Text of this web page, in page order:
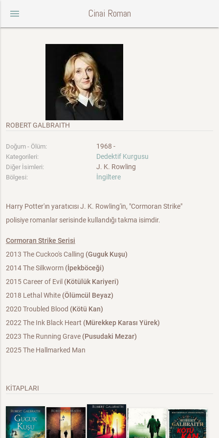
menu Cinai Roman
ROBERT GALBRAITH
Doğum - Ölüm: 1968 -
Kategorileri: Dedektif Kurgusu
Diğer İsimleri: J. K. Rowling
Bölgesi: İngiltere
Harry Potter'ın yaratıcısı J. K. Rowling'in, "Cormoran Strike"
polisiye romanlar serisinde kullandığı takma isimdir.
Cormoran Strike Serisi
2013 The Cuckoo's Calling (Guguk Kuşu)
2014 The Silkworm(İpekböceği)
2015 Career of Evil (Kötülük Kariyeri)
2018 Lethal White (Ölümcül Beyaz)
2020 Troubled Blood (Kötü Kan)
2022 The Ink Black Heart (Mürekkep Karası Yürek)
2023 The Running Grave (Pusudaki Mezar)
2025 The Hallmarked Man
KİTAPLARI